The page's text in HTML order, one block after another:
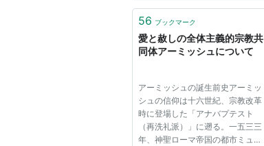
56 ブックマーク
愛と赦しの全体主義的宗教共
同体アーミッシュについて
アーミッシュの誕生前史アーミッ
シュの信仰は十六世紀、宗教改革
時に登場した「アナバプテスト
（再洗礼派）」に遡る。一五三三
年、神聖ローマ帝国の都市ミュン